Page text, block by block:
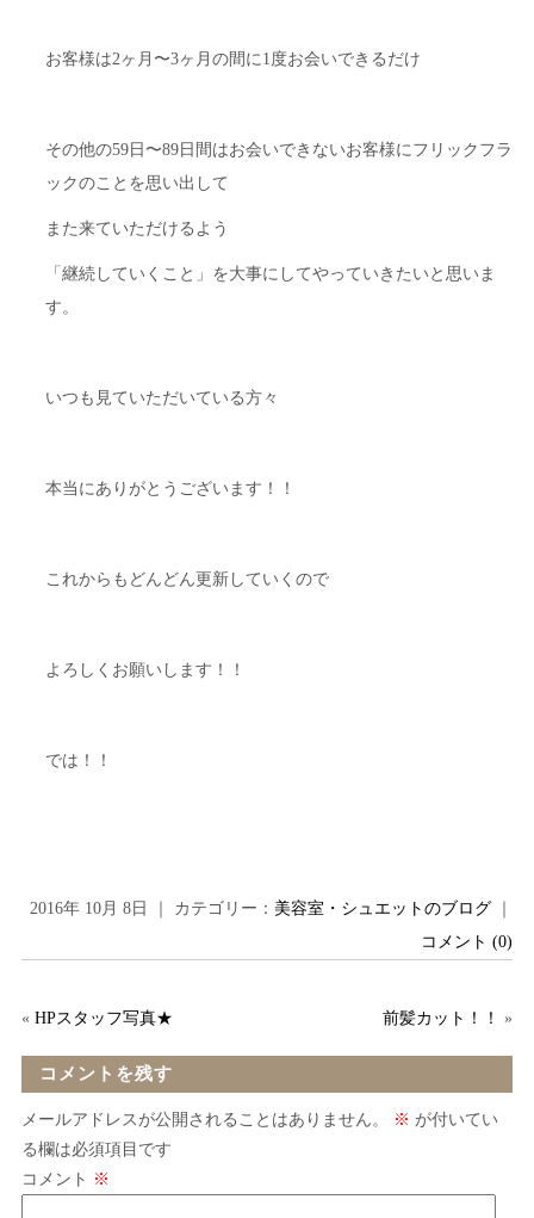
お客様は2ヶ月〜3ヶ月の間に1度お会いできるだけ
その他の59日〜89日間はお会いできないお客様にフリックフラ
ックのことを思い出して
また来ていただけるよう
「継続していくこと」を大事にしてやっていきたいと思いま
す。
いつも見ていただいている方々
本当にありがとうございます！！
これからもどんどん更新していくので
よろしくお願いします！！
では！！
2016年 10月 8日 ｜ カテゴリー： 美容室・シュエットのブログ
コメント (0)
« HPスタッフ写真★ 前髪カット！！ »
コメントを残す
メールアドレスが公開されることはありません。 ※ が付いてい
る欄は必須項目です
コメント ※